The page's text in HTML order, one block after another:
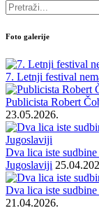
Foto galerije
7. Letnji festival
Publicista Robert
23.05.2026.
Dva lica iste
Jugoslaviji
Dva lica iste
21.04.2026.